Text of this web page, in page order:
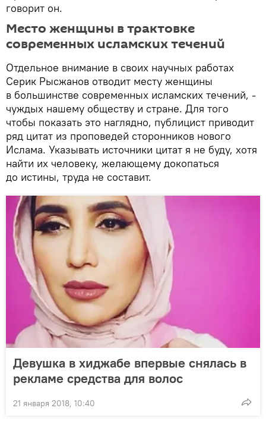
говорит он.
Место женщины в трактовке
современных исламских течений
Отдельное внимание в своих научных работах
Серик Рысжанов отводит месту женщины
в большинстве современных исламских течений, -
чуждых нашему обществу и стране. Для того
чтобы показать это наглядно, публицист приводит
ряд цитат из проповедей сторонников нового
Ислама. Указывать источники цитат я не буду, хотя
найти их человеку, желающему докопаться
до истины, труда не составит.
Девушка в хиджабе впервые снялась в
рекламе средства для волос
21 января 2018, 10:40